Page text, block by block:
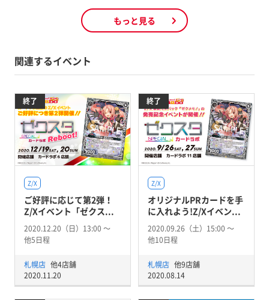
もっと見る
関連するイベント
終了
Z/X
ご好評に応じて第2弾！
Z/Xイベント「ゼクス...
2020.12.20（日）13:00 〜
他5日程
札幌店 他4店舗
2020.11.20
終了
Z/X
オリジナルPRカードを手
に入れよう!Z/Xイベン...
2020.09.26（土）15:00 〜
他10日程
札幌店 他9店舗
2020.08.14